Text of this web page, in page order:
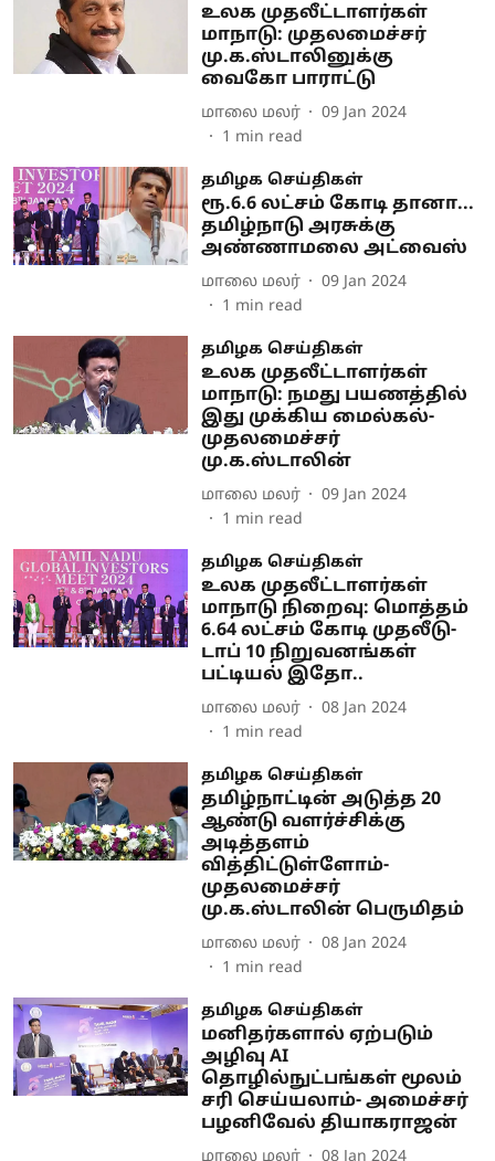
உலக முதலீட்டாளர்கள்
மாநாடு: முதலமைச்சர்
மு.க.ஸ்டாலினுக்கு
வைகோ பாராட்டு
மாலை மலர்
09 Jan 2024
1 min read
தமிழக செய்திகள்
ரூ.6.6 லட்சம் கோடி தானா...
தமிழ்நாடு அரசுக்கு
அண்ணாமலை அட்வைஸ்
மாலை மலர்
09 Jan 2024
1 min read
தமிழக செய்திகள்
உலக முதலீட்டாளர்கள்
மாநாடு: நமது பயணத்தில்
இது முக்கிய மைல்கல்-
முதலமைச்சர்
மு.க.ஸ்டாலின்
மாலை மலர்
09 Jan 2024
1 min read
தமிழக செய்திகள்
உலக முதலீட்டாளர்கள்
மாநாடு நிறைவு: மொத்தம்
6.64 லட்சம் கோடி முதலீடு-
டாப் 10 நிறுவனங்கள்
பட்டியல் இதோ..
மாலை மலர்
08 Jan 2024
1 min read
தமிழக செய்திகள்
தமிழ்நாட்டின் அடுத்த 20
ஆண்டு வளர்ச்சிக்கு
அடித்தளம்
வித்திட்டுள்ளோம்-
முதலமைச்சர்
மு.க.ஸ்டாலின் பெருமிதம்
மாலை மலர்
08 Jan 2024
1 min read
தமிழக செய்திகள்
மனிதர்களால் ஏற்படும்
அழிவு AI
தொழில்நுட்பங்கள் மூலம்
சரி செய்யலாம்- அமைச்சர்
பழனிவேல் தியாகராஜன்
மாலை மலர்
08 Jan 2024